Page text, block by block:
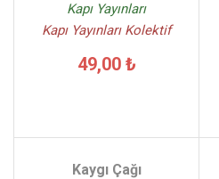
Kapı Yayınları
Kapı Yayınları Kolektif
49,00 ₺
Kaygı Çağı